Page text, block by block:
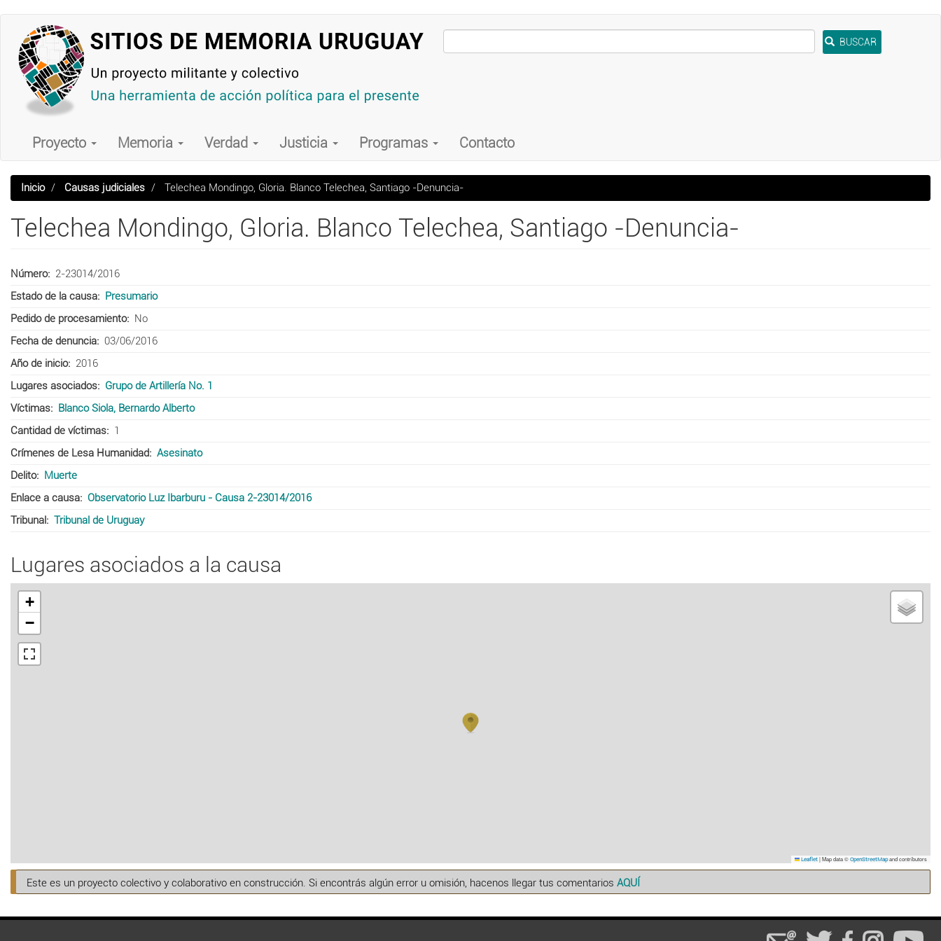
contenido
principal
BUSCAR
Main
navigation
Proyecto Memoria Verdad Justicia Programas Contacto
Inicio Causas judiciales Telechea Mondingo, Gloria. Blanco Telechea, Santiago -Denuncia-
Telechea Mondingo, Gloria. Blanco Telechea, Santiago -Denuncia-
Número
2-23014/2016
Estado de la causa
Presumario
Pedido de procesamiento
No
Fecha de denuncia
03/06/2016
Año de inicio
2016
Lugares asociados
Grupo de Artillería No. 1
Víctimas
Blanco Siola, Bernardo Alberto
Cantidad de víctimas
1
Crímenes de Lesa Humanidad
Asesinato
Delito
Muerte
Enlace a causa
Observatorio Luz Ibarburu - Causa 2-23014/2016
Tribunal
Tribunal de Uruguay
Lugares asociados a la causa
+
−
Leaflet |Map data © OpenStreetMapand contributors
Este es un proyecto colectivo y colaborativo en construcción. Si encontrás algún error u omisión, hacenos llegar tus comentarios AQUÍ